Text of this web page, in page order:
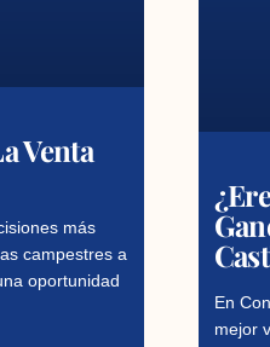
Venta
más
campestres a
oportunidad
En
mejor